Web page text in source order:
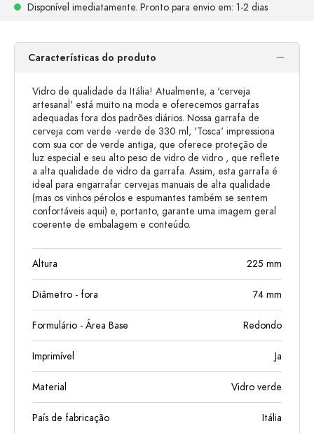
Disponível imediatamente. Pronto para envio em: 1-2 dias
Características do produto
Vidro de qualidade da Itália! Atualmente, a 'cerveja
artesanal' está muito na moda e oferecemos garrafas
adequadas fora dos padrões diários. Nossa garrafa de
cerveja com verde -verde de 330 ml, 'Tosca' impressiona
com sua cor de verde antiga, que oferece proteção de
luz especial e seu alto peso de vidro de vidro , que reflete
a alta qualidade de vidro da garrafa. Assim, esta garrafa é
ideal para engarrafar cervejas manuais de alta qualidade
(mas os vinhos pérolos e espumantes também se sentem
confortáveis ​​aqui) e, portanto, garante uma imagem geral
coerente de embalagem e conteúdo.
Altura 225 mm
Diâmetro - fora 74 mm
Formulário - Área Base Redondo
Imprimível Ja
Material Vidro verde
País de fabricação Itália